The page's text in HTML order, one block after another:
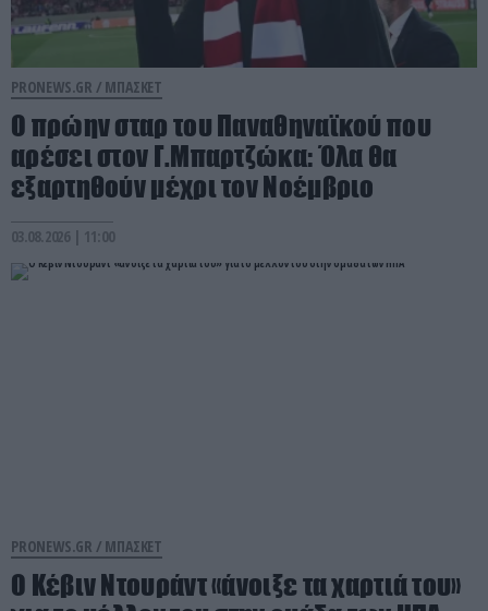
PRONEWS.GR / ΜΠΑΣΚΕΤ
Ο πρώην σταρ του Παναθηναϊκού που
αρέσει στον Γ.Μπαρτζώκα: Όλα θα
εξαρτηθούν μέχρι τον Νοέμβριο
03.08.2026 | 11:00
PRONEWS.GR / ΜΠΑΣΚΕΤ
Ο Κέβιν Ντουράντ «άνοιξε τα χαρτιά του»